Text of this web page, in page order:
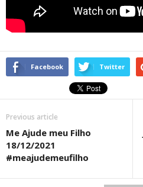
Facebook Twitter
Previous article
Me Ajude meu Filho
18/12/2021
#meajudemeufilho